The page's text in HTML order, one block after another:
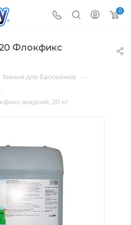
0
Флокфикс
Химия для бассейнов —
жидкий, 20 кг